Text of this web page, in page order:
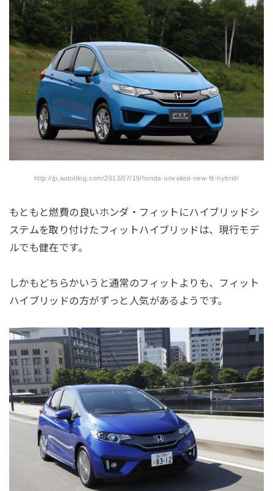
http://jp.autoblog.com/2013/07/19/honda-unveiled-new-fit-hybrid/
もともと燃費の良いホンダ・フィットにハイブリッドシ
ステムを取り付けたフィットハイブリッドは、現行モデ
ルでも健在です。
しかもどちらかいうと通常のフィットよりも、フィット
ハイブリッドの方がずっと人気があるようです。